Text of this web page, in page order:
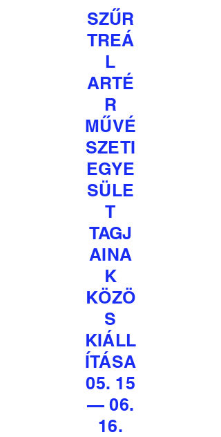
SZŰR
TREÁ
L
ARTÉ
R
MŰVÉ
SZETI
EGYE
SÜLE
T
TAGJ
AINA
K
KÖZÖ
S
KIÁLL
ÍTÁSA
05. 15
— 06.
16.